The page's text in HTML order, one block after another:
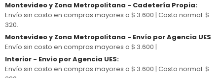
Montevideo y Zona Metropolitana - Cadetería Propia:
Envío sin costo en compras mayores a $ 3.600 | Costo normal: $
320.
Montevideo y Zona Metropolitana - Envío por Agencia UES
Envío sin costo en compras mayores a $ 3.600 |
Interior - Envío por Agencia UES:
Envío sin costo en compras mayores a $ 3.600 | Costo normal: $